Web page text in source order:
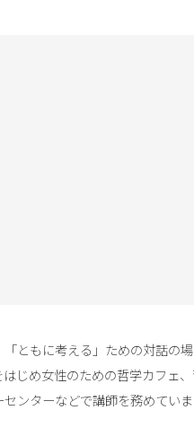
ともに考える」ための対話の
じめ女性のための哲学カフェ
ンターなどで講師を務めていま